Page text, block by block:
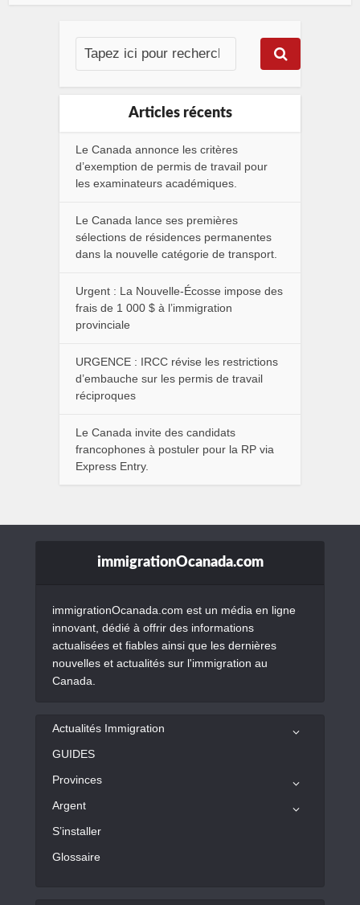
Articles récents
Le Canada annonce les critères
d’exemption de permis de travail pour
les examinateurs académiques.
Le Canada lance ses premières
sélections de résidences permanentes
dans la nouvelle catégorie de transport.
Urgent : La Nouvelle-Écosse impose des
frais de 1 000 $ à l’immigration
provinciale
URGENCE : IRCC révise les restrictions
d’embauche sur les permis de travail
réciproques
Le Canada invite des candidats
francophones à postuler pour la RP via
Express Entry.
immigrationOcanada.com
immigrationOcanada.com est un média en ligne
innovant, dédié à offrir des informations
actualisées et fiables ainsi que les dernières
nouvelles et actualités sur l'immigration au
Canada.
Actualités Immigration
GUIDES
Provinces
Argent
S’installer
Glossaire